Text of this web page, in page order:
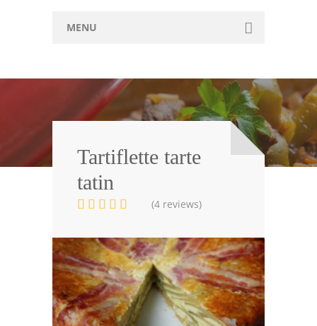
MENU
Articole
Forum
Contact
Adauga Reteta
Tartiflette tarte
tatin
(4 reviews)